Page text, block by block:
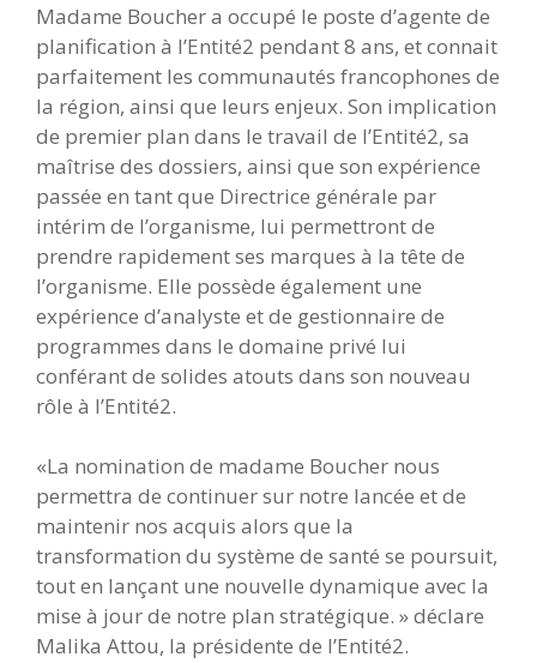
Madame Boucher a occupé le poste d’agente de
planification à l’Entité2 pendant 8 ans, et connait
parfaitement les communautés francophones de
la région, ainsi que leurs enjeux. Son implication
de premier plan dans le travail de l’Entité2, sa
maîtrise des dossiers, ainsi que son expérience
passée en tant que Directrice générale par
intérim de l’organisme, lui permettront de
prendre rapidement ses marques à la tête de
l’organisme. Elle possède également une
expérience d’analyste et de gestionnaire de
programmes dans le domaine privé lui
conférant de solides atouts dans son nouveau
rôle à l’Entité2.
«La nomination de madame Boucher nous
permettra de continuer sur notre lancée et de
maintenir nos acquis alors que la
transformation du système de santé se poursuit,
tout en lançant une nouvelle dynamique avec la
mise à jour de notre plan stratégique. » déclare
Malika Attou, la présidente de l’Entité2.